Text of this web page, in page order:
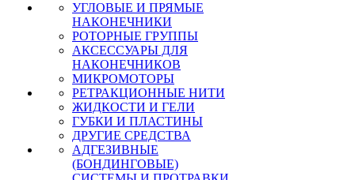
УГЛОВЫЕ И ПРЯМЫЕ
НАКОНЕЧНИКИ
РОТОРНЫЕ ГРУППЫ
АКСЕССУАРЫ ДЛЯ
НАКОНЕЧНИКОВ
МИКРОМОТОРЫ
РЕТРАКЦИОННЫЕ НИТИ
ЖИДКОСТИ И ГЕЛИ
ГУБКИ И ПЛАСТИНЫ
ДРУГИЕ СРЕДСТВА
АДГЕЗИВНЫЕ
(БОНДИНГОВЫЕ)